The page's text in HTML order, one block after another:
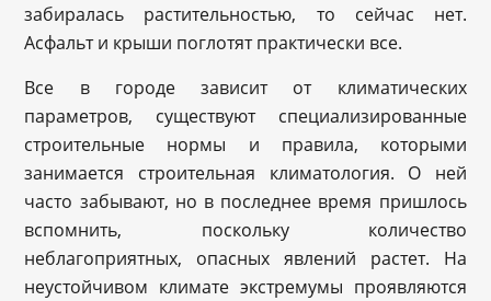
забиралась растительностью, то сейчас нет.
Асфальт и крыши поглотят практически все.
Все в городе зависит от климатических
параметров, существуют специализированные
строительные нормы и правила, которыми
занимается строительная климатология. О ней
часто забывают, но в последнее время пришлось
вспомнить, поскольку количество
неблагоприятных, опасных явлений растет. На
неустойчивом климате экстремумы проявляются